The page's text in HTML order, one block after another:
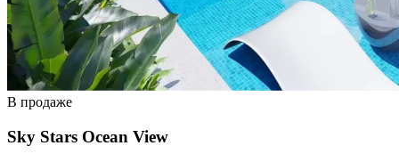
В продаже
Sky Stars Ocean View